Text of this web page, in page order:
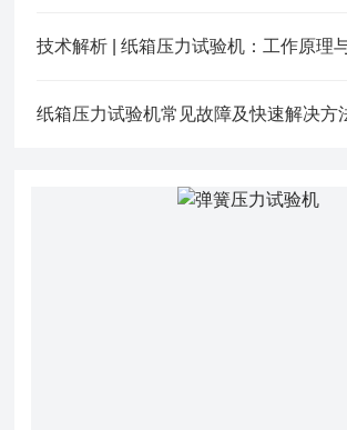
技术解析 | 纸箱压力试验机：工作原理
纸箱压力试验机常见故障及快速解决方